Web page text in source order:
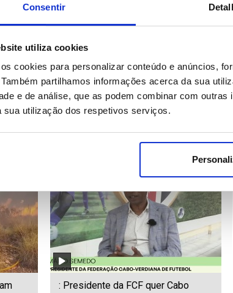
Consentir
utiliza cookies
cookies para personalizar conteúdo e anúncios,
partilhamos informações acerca da sua
e de análise, que as podem combinar com
sua utilização dos respetivos serviços.
Detido suspeito do homicídio da
ex-deputada britânica Ann
: Presidente da FCF quer Cabo